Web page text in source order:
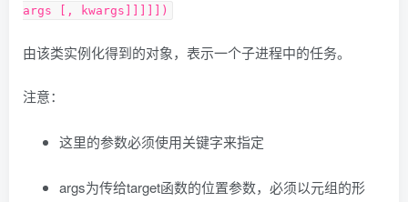
args [, kwargs]]]]])
由该类实例化得到的对象，表示一个子进程中的任务。
注意：
这里的参数必须使用关键字来指定
args为传给target函数的位置参数，必须以元组的形